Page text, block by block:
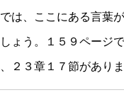
は、ここにある言葉
ょう。１５９ページ
２３章１７節があり